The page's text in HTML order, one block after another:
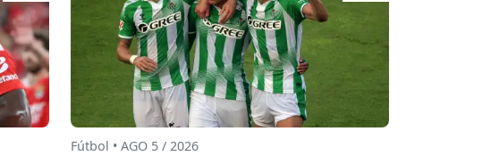
Fútbol • AGO 5 / 2026